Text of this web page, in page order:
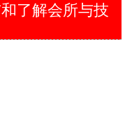
了解会所与技